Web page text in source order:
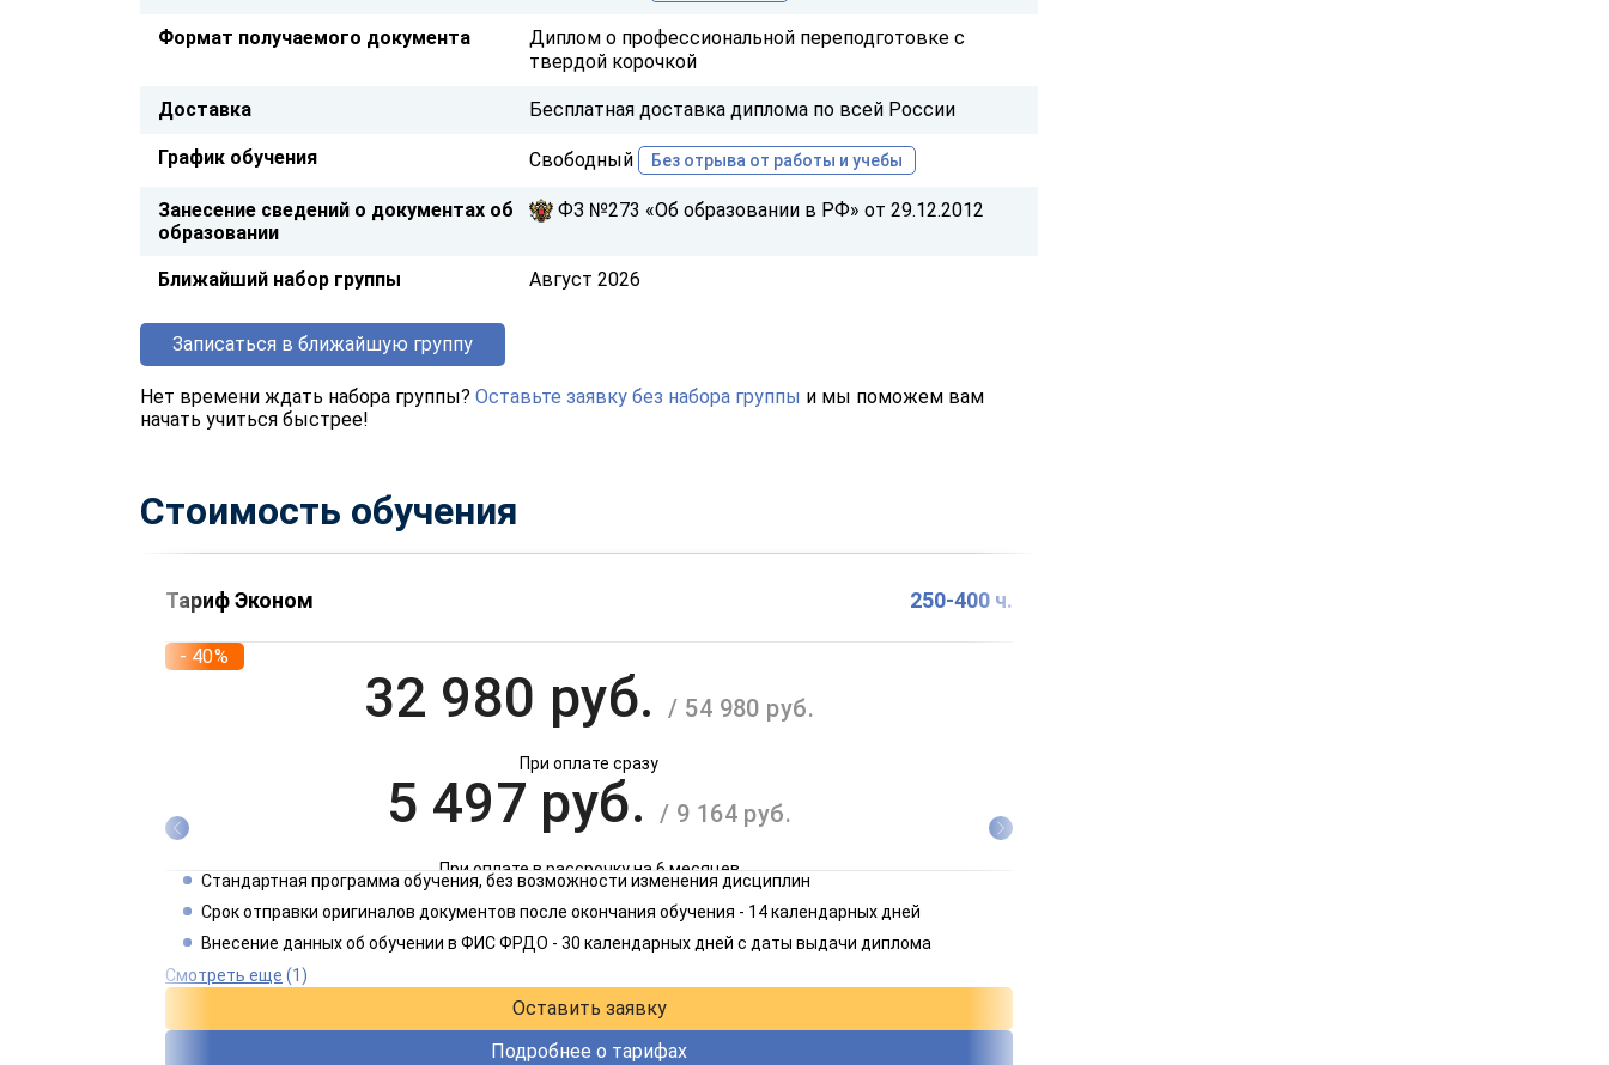
Формат получаемого документа
Диплом о профессиональной переподготовке с
твердой корочкой
Доставка Бесплатная доставка диплома по всей России
График обучения Свободный Без отрыва от работы и учебы
Занесение сведений о документах об
образовании
ФЗ №273 «Об образовании в РФ» от 29.12.2012
Ближайший набор группы Август 2026
Записаться в ближайшую группу
Нет времени ждать набора группы? Оставьте заявку без набора группы и мы поможем вам
начать учиться быстрее!
Стоимость обучения
Тариф Эконом 250-400 ч.
- 40%
32 980 руб./ 54 980 руб.
При оплате сразу
5 497 руб. / 9 164 руб.
При оплате в рассрочку на 6 месяцев
2 749 руб./ 4 582 руб.
Стандартная программа обучения, без возможности изменения дисциплин
Срок отправки оригиналов документов после окончания обучения - 14 календарных дней
Внесение данных об обучении в ФИС ФРДО - 30 календарных дней с даты выдачи диплома
Смотреть еще (1)
Оставить заявку
Подробнее о тарифах